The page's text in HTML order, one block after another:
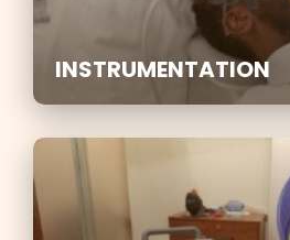
INSTRUMENTATION